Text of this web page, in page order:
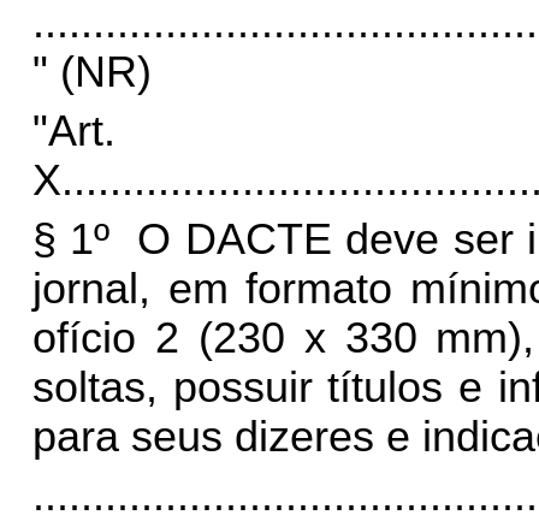
" (NR)
X.
§ 1º O DACTE deve ser
jornal, em formato
ofício 2 (230 x 330
soltas, possuir títulos e
para seus dizeres e